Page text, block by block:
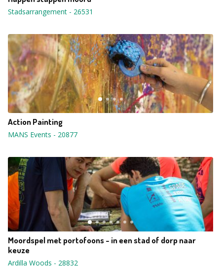
Stadsarrangement - 26531
Action Painting
MANS Events - 20877
Moordspel met portofoons - in een stad of dorp naar
keuze
Ardilla Woods - 28832